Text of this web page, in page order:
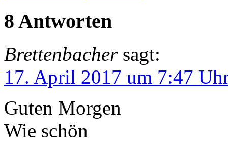
8 Antworten
Brettenbacher sagt:
17. April 2017 um 7:47
Guten Morgen
Wie schön